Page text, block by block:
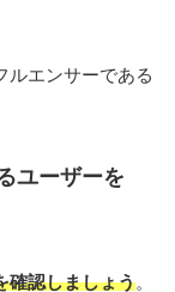
ルエンサーである
ユーザーを
確認しましょう